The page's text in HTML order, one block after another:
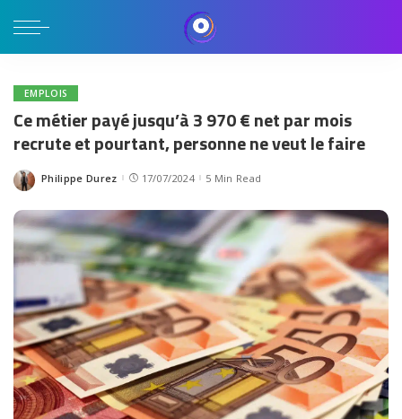
EMPLOIS
Ce métier payé jusqu’à 3 970 € net par mois
recrute et pourtant, personne ne veut le faire
Posted
Philippe Durez 17/07/2024 5 Min Read